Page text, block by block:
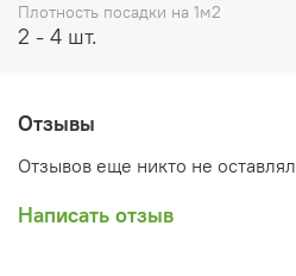
Плотность посадки на 1м2
2 - 4 шт.
Отзывы
Отзывов еще никто не оставлял
Написать отзыв